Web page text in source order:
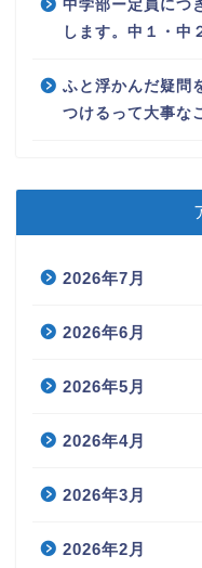
中学部ー定員につ
します。中１・中
ふと浮かんだ疑問
つけるって大事な
2026年7月
2026年6月
2026年5月
2026年4月
2026年3月
2026年2月